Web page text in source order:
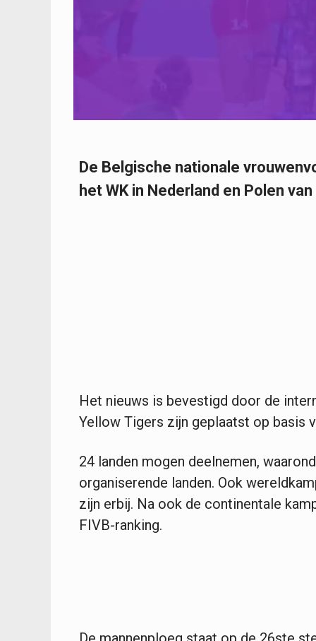
De Belgische nationale
het WK in Nederland en Polen
Het nieuws is bevestigd door de
Yellow Tigers zijn geplaatst op basis
24 landen mogen deelnemen,
organiserende landen. Ook
zijn erbij. Na ook de continentale
FIVB-ranking.